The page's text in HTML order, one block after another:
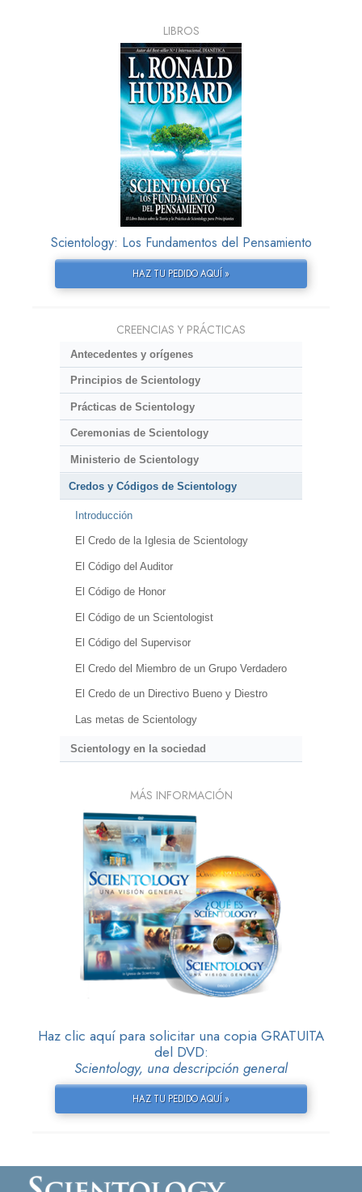
LIBROS
Scientology: Los Fundamentos del Pensamiento
HAZ TU PEDIDO AQUÍ »
CREENCIAS Y PRÁCTICAS
Antecedentes y orígenes
Principios de Scientology
Prácticas de Scientology
Ceremonias de Scientology
Ministerio de Scientology
Credos y Códigos de Scientology
Introducción
El Credo de la Iglesia de Scientology
El Código del Auditor
El Código de Honor
El Código de un Scientologist
El Código del Supervisor
El Credo del Miembro de un Grupo Verdadero
El Credo de un Directivo Bueno y Diestro
Las metas de Scientology
Scientology en la sociedad
MÁS INFORMACIÓN
Haz clic aquí para solicitar una copia GRATUITA
del DVD:
Scientology, una descripción general
HAZ TU PEDIDO AQUÍ »